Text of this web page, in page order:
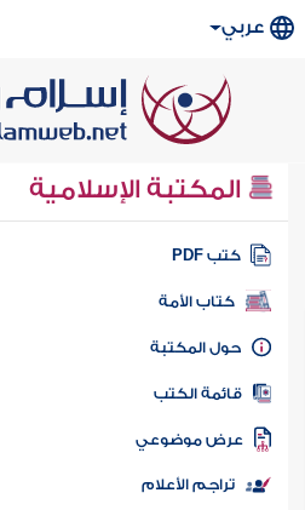
عربي
المكتبة الإسلامية
كتب PDF
كتاب الأمة
المكتبة
الكتب
موضوعي